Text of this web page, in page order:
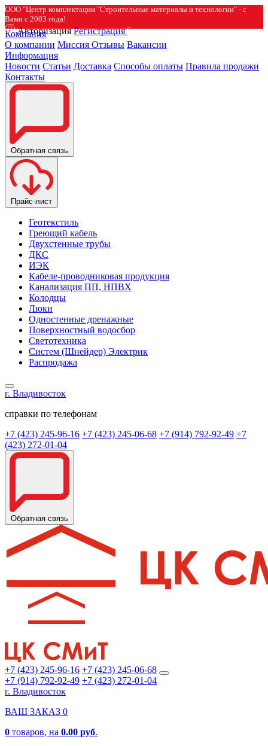
ООО "Центр комплектации "Строительные материалы и технологии" - с
Вами с 2003 года!
Авторизация Регистрация
Компания
О компании Миссия Отзывы Вакансии
Информация
Новости Статьи Доставка Способы оплаты Правила продажи
Контакты
Обратная связь
Прайс-лист
Геотекстиль
Греющий кабель
Двухстенные трубы
ДКС
ИЭК
Кабеле-проводниковая продукция
Канализация ПП, НПВХ
Колодцы
Люки
Одностенные дренажные
Поверхностный водосбор
Светотехника
Систем (Шнейдер) Электрик
Распродажа
г. Владивосток
справки по телефонам
+7 (423) 245-96-16 +7 (423) 245-06-68 +7 (914) 792-92-49 +7
(423) 272-01-04
Обратная связь
+7 (423) 245-96-16 +7 (423) 245-06-68
+7 (914) 792-92-49 +7 (423) 272-01-04
г. Владивосток
ВАШ ЗАКАЗ 0
0 товаров, на 0.00 руб.